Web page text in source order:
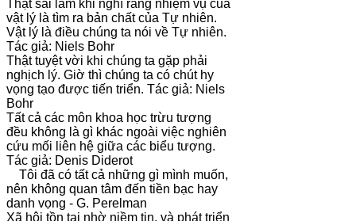
Thật sai lầm khi nghĩ rằng nhiệm vụ của
vật lý là tìm ra bản chất của Tự nhiên.
Vật lý là điều chúng ta nói về Tự nhiên.
Tác giả: Niels Bohr
Thật tuyệt vời khi chúng ta gặp phải
nghịch lý. Giờ thì chúng ta có chút hy
vọng tạo được tiến triển. Tác giả: Niels
Bohr
Tất cả các môn khoa học trừu tượng
đều không là gì khác ngoài việc nghiên
cứu mối liên hệ giữa các biểu tượng.
Tác giả: Denis Diderot
Tôi đã có tất cả những gì mình muốn,
nên không quan tâm đến tiền bạc hay
danh vọng - G. Perelman
Xã hội tồn tại nhờ niềm tin, và phát triển